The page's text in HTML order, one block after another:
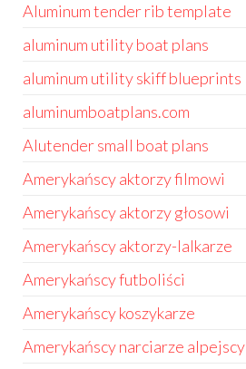
Aluminum tender rib template
aluminum utility boat plans
aluminum utility skiff blueprints
aluminumboatplans.com
Alutender small boat plans
Amerykańscy aktorzy filmowi
Amerykańscy aktorzy głosowi
Amerykańscy aktorzy-lalkarze
Amerykańscy futboliści
Amerykańscy koszykarze
Amerykańscy narciarze alpejscy